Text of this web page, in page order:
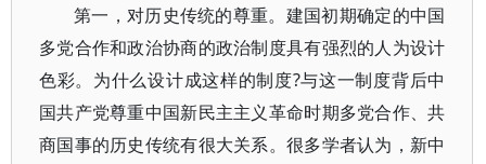
第一，对历史传统的尊重。建国初期确定的中国
多党合作和政治协商的政治制度具有强烈的人为设计
色彩。为什么设计成这样的制度?与这一制度背后中
国共产党尊重中国新民主主义革命时期多党合作、共
商国事的历史传统有很大关系。很多学者认为，新中